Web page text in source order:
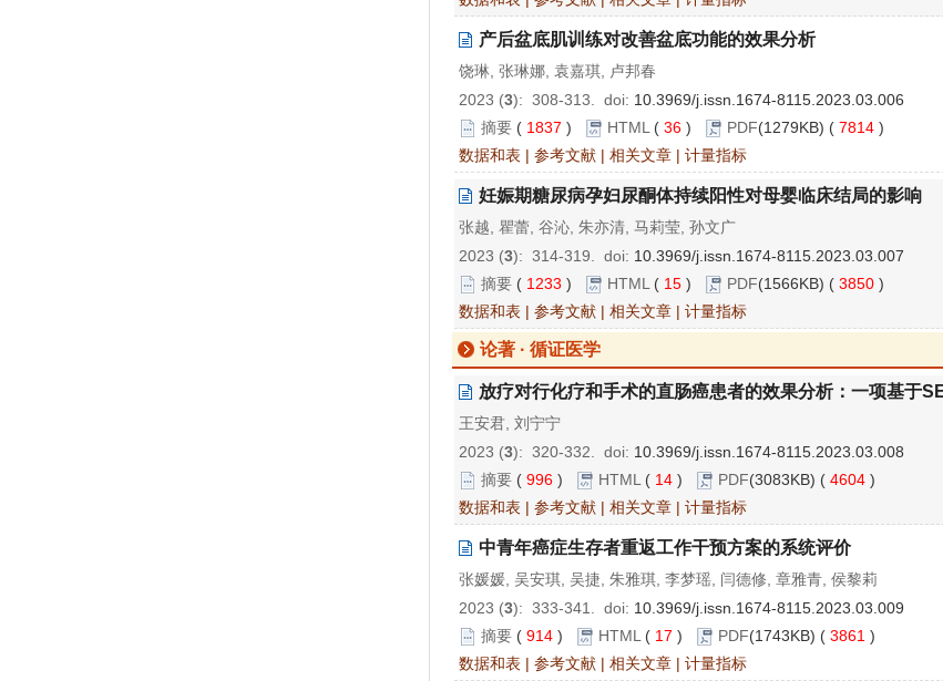
产后盆底肌训练对改善盆底功能的效果分析
饶琳, 张琳娜, 袁嘉琪, 卢邦春
2023 (3): 308-313. doi: 10.3969/j.issn.1674-8115.2023.03.006
摘要 ( 1837 ) HTML ( 36 ) PDF(1279KB) ( 7814 )
数据和表 | 参考文献 | 相关文章 | 计量指标
妊娠期糖尿病孕妇尿酮体持续阳性对母婴临床结局的影响
张越, 瞿蕾, 谷沁, 朱亦清, 马莉莹, 孙文广
2023 (3): 314-319. doi: 10.3969/j.issn.1674-8115.2023.03.007
摘要 ( 1233 ) HTML ( 15 ) PDF(1566KB) ( 3850 )
数据和表 | 参考文献 | 相关文章 | 计量指标
论著 · 循证医学
放疗对行化疗和手术的直肠癌患者的效果分析：一项基于
王安君, 刘宁宁
2023 (3): 320-332. doi: 10.3969/j.issn.1674-8115.2023.03.008
摘要 ( 996 ) HTML ( 14 ) PDF(3083KB) ( 4604 )
数据和表 | 参考文献 | 相关文章 | 计量指标
中青年癌症生存者重返工作干预方案的系统评价
张媛媛, 吴安琪, 吴捷, 朱雅琪, 李梦瑶, 闫德修, 章雅青, 侯黎莉
2023 (3): 333-341. doi: 10.3969/j.issn.1674-8115.2023.03.009
摘要 ( 914 ) HTML ( 17 ) PDF(1743KB) ( 3861 )
数据和表 | 参考文献 | 相关文章 | 计量指标